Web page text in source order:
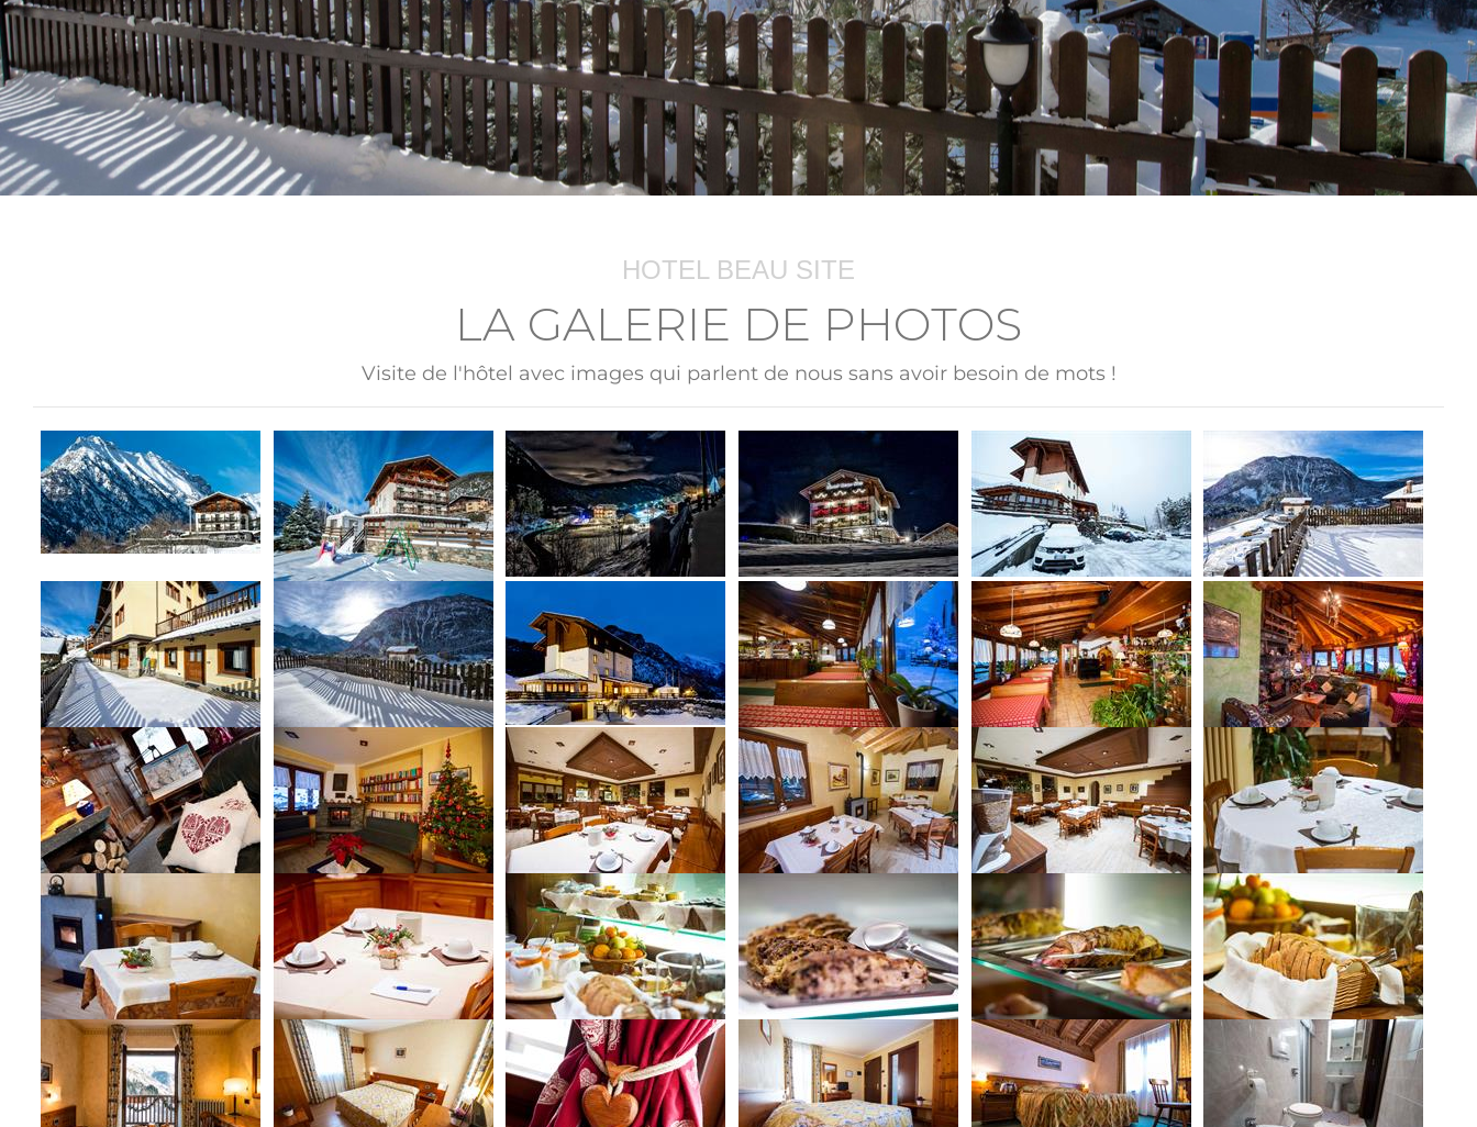
HOTEL BEAU SITE
LA GALERIE DE PHOTOS
Visite de l'hôtel avec images qui parlent de nous sans avoir besoin de mots !